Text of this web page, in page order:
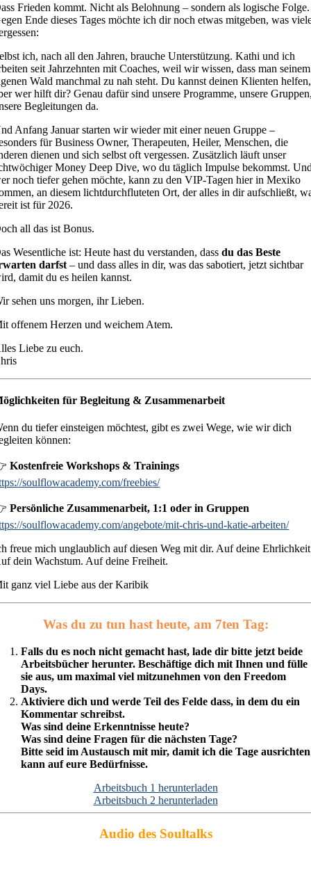
Frieden kommt. Nicht als Belohnung – sondern als logische Folge.
Ende dieses Tages möchte ich dir noch etwas mitgeben, was
ich, nach all den Jahren, brauche Unterstützung. Kathi und ich
seit Jahrzehnten mit Coaches, weil wir wissen, dass man seinem
Wald manchmal zu nah steht. Du kannst deinen Klienten helfen,
wer hilft dir? Genau dafür sind unsere Programme, unsere
Begleitungen da.
Anfang Januar starten wir wieder mit einer neuen Gruppe –
für Business Owner, Therapeuten, Heiler, Menschen, die
dienen und sich selbst oft vergessen. Zusätzlich läuft unser
Money Deep Dive, wo du täglich Impulse bekommst.
noch tiefer gehen möchte, kann zu den VIP-Tagen hier in Mexiko
an diesem lichtdurchfluteten Ort, der alles in dir aufschließt,
ist für 2026.
all das ist Bonus.
Wesentliche ist: Heute hast du verstanden, dassdu das Beste
darfst – und dass alles in dir, was das sabotiert, jetzt sichtbar
damit du es heilen kannst.
sehen uns morgen, ihr Lieben.
offenem Herzen und weichem Atem.
Liebe zu euch.
für Begleitung & Zusammenarbeit
du tiefer einsteigen möchtest, gibt es zwei Wege, wie wir dich
können:
Kostenfreie Workshops & Trainings
soulflowacademy.com/freebies/
Persönliche Zusammenarbeit, 1:1 oder in Gruppen
soulflowacademy.com/angebote/mit-chris-und-katie-arbeiten/
freue mich unglaublich auf diesen Weg mit dir. Auf deine
dein Wachstum. Auf deine Freiheit.
ganz viel Liebe aus der Karibik
Was du zu tun hast heute, am 7ten Tag:
Falls du es noch nicht gemacht hast, lade dir bitte jetzt beide
Arbeitsbücher herunter. Beschäftige dich mit Ihnen und fülle
sie aus, um maximal viel mitzunehmen von den Freedom
Days.
Aktiviere dich und werde Teil des Felde dass, in dem du ein
Kommentar schreibst.
Was sind deine Erkenntnisse heute?
Was sind deine Fragen für die nächsten Tage?
Bitte seid im Austausch mit mir, damit ich die Tage ausrichten
kann auf eure Bedürfnisse.
Arbeitsbuch 1 herunterladen
Arbeitsbuch 2 herunterladen
Audio des Soultalks